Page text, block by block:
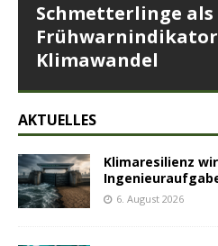
Schmetterlinge als
Klimawandel
AKTUELLES
Klimaresilienz
6. August 2026